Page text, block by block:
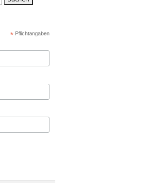
* Pflichtangaben